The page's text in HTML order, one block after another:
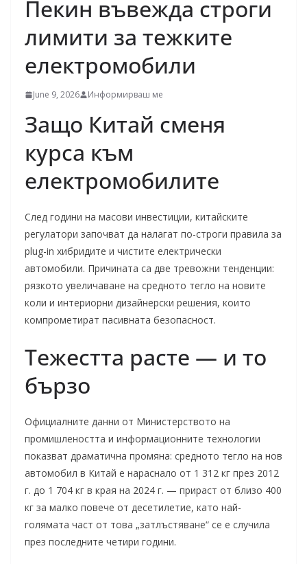
Пекин въвежда строги
лимити за тежките
електромобили
June 9, 2026 Информирваш ме
Защо Китай сменя
курса към
електромобилите
След години на масови инвестиции, китайските
регулатори започват да налагат по-строги правила за
plug-in хибридите и чистите електрически
автомобили. Причината са две тревожни тенденции:
рязкото увеличаване на средното тегло на новите
коли и интериорни дизайнерски решения, които
компрометират пасивната безопасност.
Тежестта расте — и то
бързо
Официалните данни от Министерството на
промишлеността и информационните технологии
показват драматична промяна: средното тегло на нов
автомобил в Китай е нараснало от 1 312 кг през 2012
г. до 1 704 кг в края на 2024 г. — прираст от близо 400
кг за малко повече от десетилетие, като най-
голямата част от това „затлъстяване“ се е случила
през последните четири години.